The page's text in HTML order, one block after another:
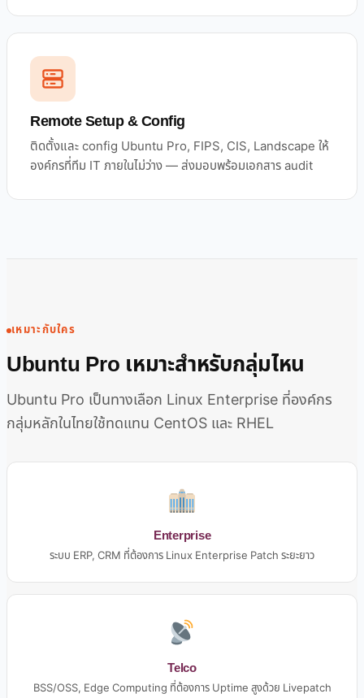
Remote Setup & Config
ติดตั้งและ config Ubuntu Pro, FIPS, CIS, Landscape ให้
องค์กรที่ทีม IT ภายในไม่ว่าง — ส่งมอบพร้อมเอกสาร audit
เหมาะกับใคร
Ubuntu Pro เหมาะสำหรับกลุ่มไหน
Ubuntu Pro เป็นทางเลือก Linux Enterprise ที่องค์กร
กลุ่มหลักในไทยใช้ทดแทน CentOS และ RHEL
Enterprise
ระบบ ERP, CRM ที่ต้องการ Linux Enterprise Patch ระยะยาว
Telco
BSS/OSS, Edge Computing ที่ต้องการ Uptime สูงด้วย Livepatch